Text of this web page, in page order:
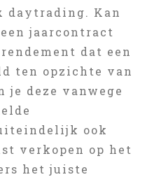
daytrading. Kan
jaarcontract
dat een
ten opzichte van
je deze vanwege
ook
verkopen op het
het juiste